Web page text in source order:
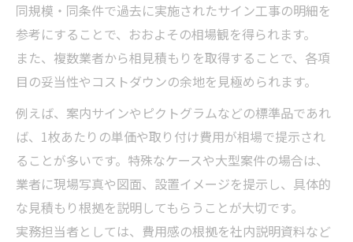
同規模・同条件で過去に実施されたサイン工事の明細を
参考にすることで、おおよその相場観を得られます。
また、複数業者から相見積もりを取得することで、各項
目の妥当性やコストダウンの余地を見極められます。
例えば、案内サインやピクトグラムなどの標準品であれ
ば、1枚あたりの単価や取り付け費用が相場で提示され
ることが多いです。特殊なケースや大型案件の場合は、
業者に現場写真や図面、設置イメージを提示し、具体的
な見積もり根拠を説明してもらうことが大切です。
実務担当者としては、費用感の根拠を社内説明資料など